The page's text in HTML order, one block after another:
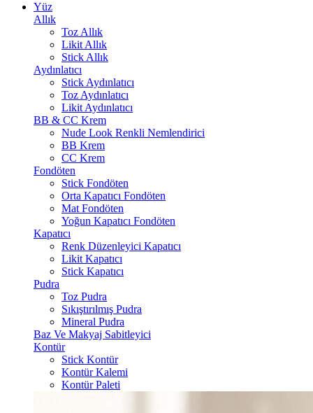
Yüz
Allık
Toz Allık
Likit Allık
Stick Allık
Aydınlatıcı
Stick Aydınlatıcı
Toz Aydınlatıcı
Likit Aydınlatıcı
BB & CC Krem
Nude Look Renkli Nemlendirici
BB Krem
CC Krem
Fondöten
Stick Fondöten
Orta Kapatıcı Fondöten
Mat Fondöten
Yoğun Kapatıcı Fondöten
Kapatıcı
Renk Düzenleyici Kapatıcı
Likit Kapatıcı
Stick Kapatıcı
Pudra
Toz Pudra
Sıkıştırılmış Pudra
Mineral Pudra
Baz Ve Makyaj Sabitleyici
Kontür
Stick Kontür
Kontür Kalemi
Kontür Paleti